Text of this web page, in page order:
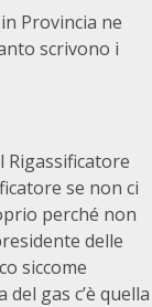
Provincia ne
scrivono i
Rigassificatore
se non ci
perché non
delle
siccome
gas c’è quella